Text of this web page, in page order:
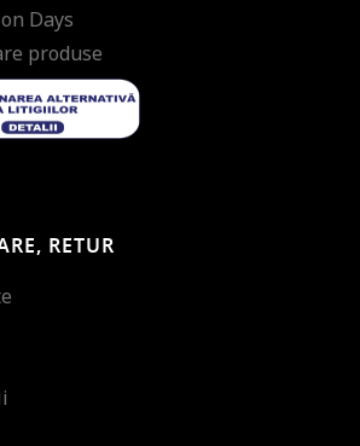
Days
produse
RETUR